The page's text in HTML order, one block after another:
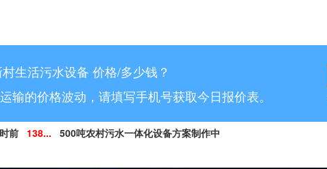
生活污水设备 价格/多少钱？
输的价格波动，请填写手机号获取今日报价表。
前 138...
500吨农村污水一体化设备方案制作中